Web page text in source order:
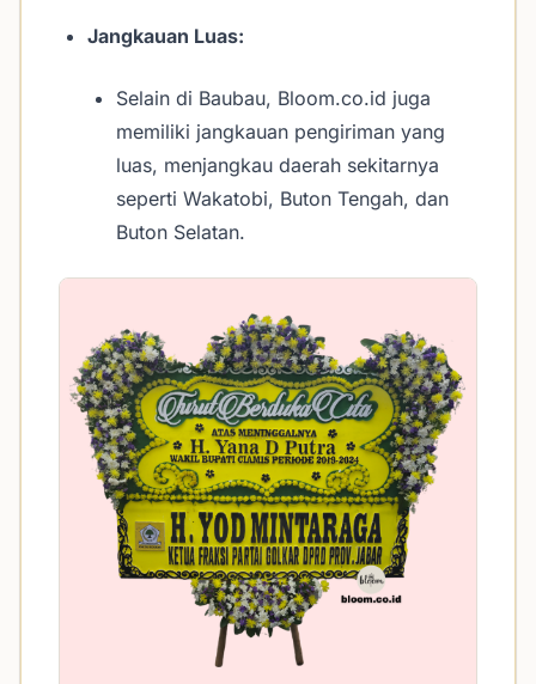
Jangkauan Luas:
Selain di Baubau, Bloom.co.id juga
memiliki jangkauan pengiriman yang
luas, menjangkau daerah sekitarnya
seperti Wakatobi, Buton Tengah, dan
Buton Selatan.